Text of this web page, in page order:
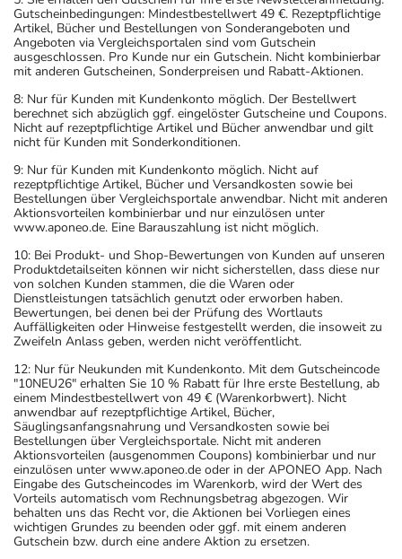
Gutscheinbedingungen: Mindestbestellwert 49 €. Rezeptpflichtige
Artikel, Bücher und Bestellungen von Sonderangeboten und
Angeboten via Vergleichsportalen sind vom Gutschein
ausgeschlossen. Pro Kunde nur ein Gutschein. Nicht kombinierbar
mit anderen Gutscheinen, Sonderpreisen und Rabatt-Aktionen.
8: Nur für Kunden mit Kundenkonto möglich. Der Bestellwert
berechnet sich abzüglich ggf. eingelöster Gutscheine und Coupons.
Nicht auf rezeptpflichtige Artikel und Bücher anwendbar und gilt
nicht für Kunden mit Sonderkonditionen.
9: Nur für Kunden mit Kundenkonto möglich. Nicht auf
rezeptpflichtige Artikel, Bücher und Versandkosten sowie bei
Bestellungen über Vergleichsportale anwendbar. Nicht mit anderen
Aktionsvorteilen kombinierbar und nur einzulösen unter
www.aponeo.de. Eine Barauszahlung ist nicht möglich.
10: Bei Produkt- und Shop-Bewertungen von Kunden auf unseren
Produktdetailseiten können wir nicht sicherstellen, dass diese nur
von solchen Kunden stammen, die die Waren oder
Dienstleistungen tatsächlich genutzt oder erworben haben.
Bewertungen, bei denen bei der Prüfung des Wortlauts
Auffälligkeiten oder Hinweise festgestellt werden, die insoweit zu
Zweifeln Anlass geben, werden nicht veröffentlicht.
12: Nur für Neukunden mit Kundenkonto. Mit dem Gutscheincode
"10NEU26" erhalten Sie 10 % Rabatt für Ihre erste Bestellung, ab
einem Mindestbestellwert von 49 € (Warenkorbwert). Nicht
anwendbar auf rezeptpflichtige Artikel, Bücher,
Säuglingsanfangsnahrung und Versandkosten sowie bei
Bestellungen über Vergleichsportale. Nicht mit anderen
Aktionsvorteilen (ausgenommen Coupons) kombinierbar und nur
einzulösen unter www.aponeo.de oder in der APONEO App. Nach
Eingabe des Gutscheincodes im Warenkorb, wird der Wert des
Vorteils automatisch vom Rechnungsbetrag abgezogen. Wir
behalten uns das Recht vor, die Aktionen bei Vorliegen eines
wichtigen Grundes zu beenden oder ggf. mit einem anderen
Gutschein bzw. durch eine andere Aktion zu ersetzen.